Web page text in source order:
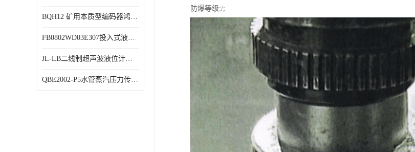
BQH12 矿用本质型编码器鸿泰产品实物展示
FB0802WD03E307投入式液位计鸿泰产品选型参数
JL-LB二线制超声波液位计鸿泰产品外形美观大方
QBE2002-P5水管蒸汽压力传感器西门子产品技术规格
防爆等级:/;